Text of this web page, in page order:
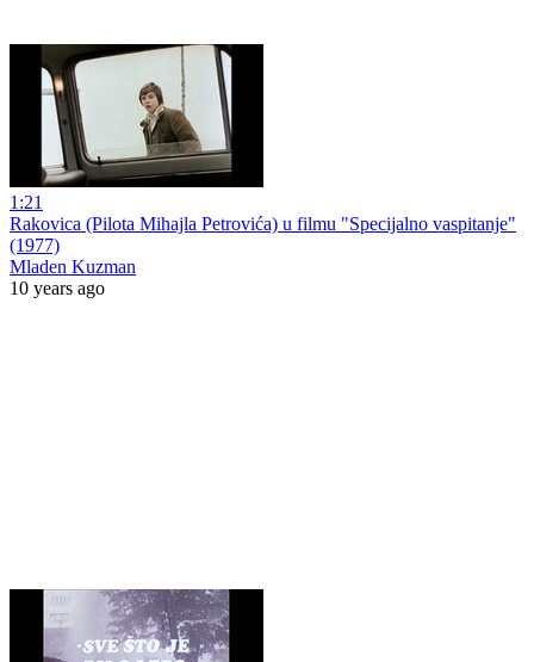
1:21
Rakovica (Pilota Mihajla Petrovića) u filmu "Specijalno vaspitanje"
(1977)
Mladen Kuzman
10 years ago